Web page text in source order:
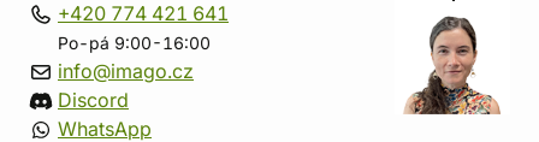
+420 774 421 641
Po-pá 9:00-16:00
info@imago.cz
Discord
WhatsApp